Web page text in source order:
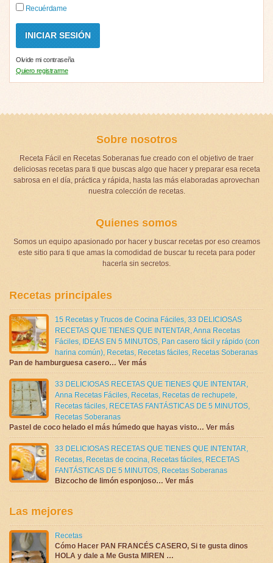
Recuérdame
Olvide mi contraseña
Quiero registrarme
Sobre nosotros
Receta Fácil en Recetas Soberanas fue creado con el objetivo de traer
deliciosas recetas para ti que buscas algo que hacer y preparar esa receta
sabrosa en el día, práctica y rápida, hasta las más elaboradas aprovechan
nuestra colección de recetas.
Quienes somos
Somos un equipo apasionado por hacer y buscar recetas por eso creamos
este sitio para ti que amas la comodidad de buscar tu receta para poder
hacerla sin secretos.
Recetas principales
15 Recetas y Trucos de Cocina Fáciles, 33 DELICIOSAS
RECETAS QUE TIENES QUE INTENTAR,Anna Recetas
Fáciles, IDEAS EN 5 MINUTOS, Pan casero fácil y rápido (con
harina común), Recetas, Recetas fáciles, Recetas Soberanas
Pan de hamburguesa casero… Ver más
33 DELICIOSAS RECETAS QUE TIENES QUE INTENTAR,
Anna Recetas Fáciles, Recetas, Recetas de rechupete,
Recetas fáciles, RECETAS FANTÁSTICAS DE 5 MINUTOS,
Recetas Soberanas
Pastel de coco helado el más húmedo que hayas visto… Ver más
33 DELICIOSAS RECETAS QUE TIENES QUE INTENTAR,
Recetas, Recetas de cocina, Recetas fáciles, RECETAS
FANTÁSTICAS DE 5 MINUTOS, Recetas Soberanas
Bizcocho de limón esponjoso… Ver más
Las mejores
Recetas
Cómo Hacer PAN FRANCÉS CASERO, Si te gusta dinos
HOLA y dale a Me Gusta MIREN …